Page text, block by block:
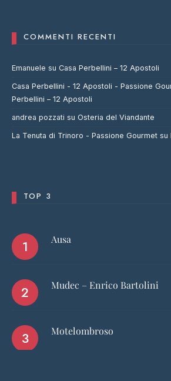
COMMENTI RECENTI
Emanuele su Casa Perbellini – 12 Apostoli
Casa Perbellini - 12 Apostoli - Passione
Perbellini – 12 Apostoli
andrea pozzati su Osteria del Viandante
La Tenuta di Trinoro - Passione Gourmet su
TOP 3
Ausa
Mudec – Enrico Bartolini
Motelombroso